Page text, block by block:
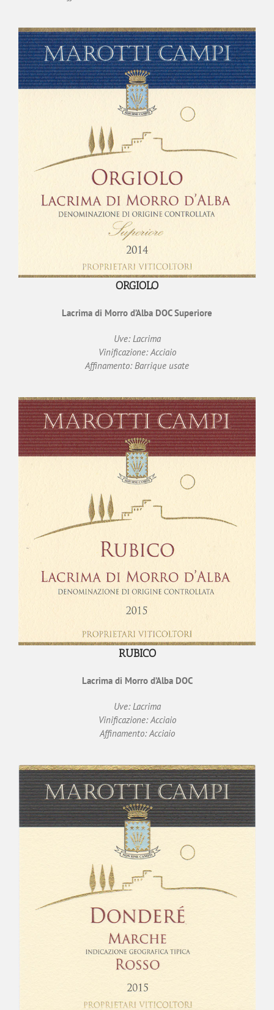
ORGIOLO
Lacrima di Morro d’Alba DOC Superiore
Uve: Lacrima
Vinificazione: Acciaio
Affinamento: Barrique usate
RUBICO
Lacrima di Morro d’Alba DOC
Uve: Lacrima
Vinificazione: Acciaio
Affinamento: Acciaio